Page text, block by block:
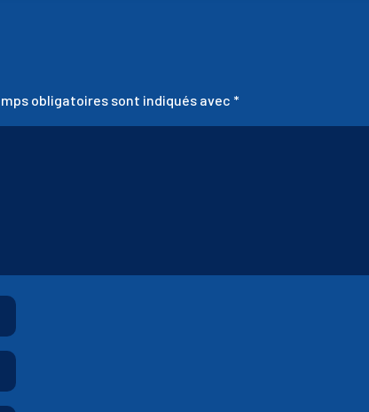
obligatoires sont indiqués avec *